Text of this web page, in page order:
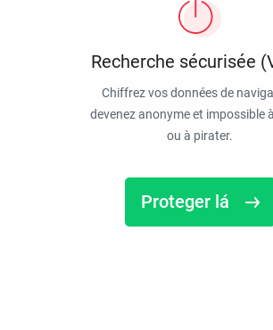
Recherche sécurisée
Chiffrez vos données de
devenez anonyme et impossible
ou à pirater.
Proteger lá